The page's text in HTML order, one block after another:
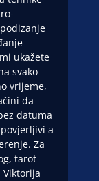
ukažete
svako
vrijeme,
da
datuma
a
Za
tarot